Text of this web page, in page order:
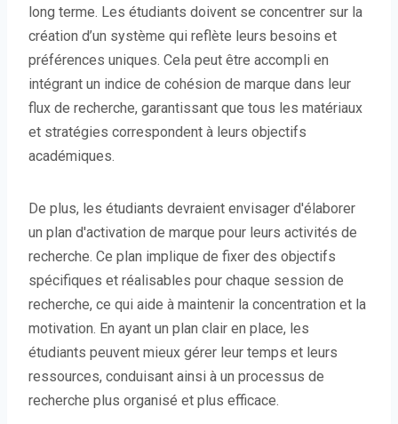
long terme. Les étudiants doivent se concentrer sur la
création d’un système qui reflète leurs besoins et
préférences uniques. Cela peut être accompli en
intégrant un indice de cohésion de marque dans leur
flux de recherche, garantissant que tous les matériaux
et stratégies correspondent à leurs objectifs
académiques.
De plus, les étudiants devraient envisager d'élaborer
un plan d'activation de marque pour leurs activités de
recherche. Ce plan implique de fixer des objectifs
spécifiques et réalisables pour chaque session de
recherche, ce qui aide à maintenir la concentration et la
motivation. En ayant un plan clair en place, les
étudiants peuvent mieux gérer leur temps et leurs
ressources, conduisant ainsi à un processus de
recherche plus organisé et plus efficace.